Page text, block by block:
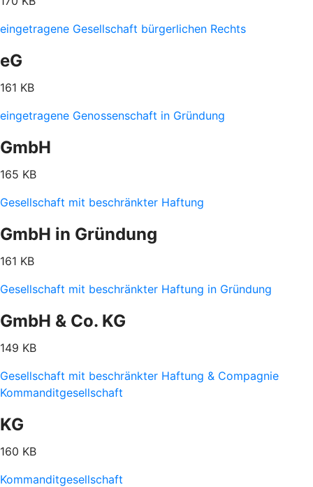
eingetragene Gesellschaft bürgerlichen Rechts
eG
161 KB
eingetragene Genossenschaft in Gründung
GmbH
165 KB
Gesellschaft mit beschränkter Haftung
GmbH in Gründung
161 KB
Gesellschaft mit beschränkter Haftung in Gründung
GmbH & Co. KG
149 KB
Gesellschaft mit beschränkter Haftung & Compagnie
Kommanditgesellschaft
KG
160 KB
Kommanditgesellschaft